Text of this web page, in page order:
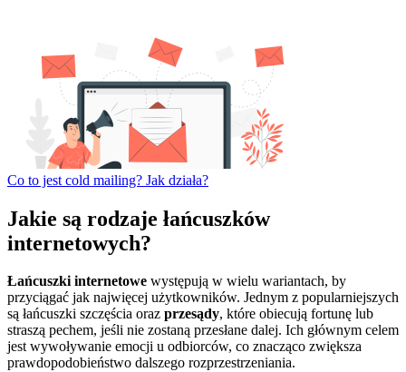
Co to jest cold mailing? Jak działa?
Jakie są rodzaje łańcuszków
internetowych?
Łańcuszki internetowe występują w wielu wariantach, by
przyciągać jak najwięcej użytkowników. Jednym z popularniejszych
są łańcuszki szczęścia oraz przesądy, które obiecują fortunę lub
straszą pechem, jeśli nie zostaną przesłane dalej. Ich głównym celem
jest wywoływanie emocji u odbiorców, co znacząco zwiększa
prawdopodobieństwo dalszego rozprzestrzeniania.